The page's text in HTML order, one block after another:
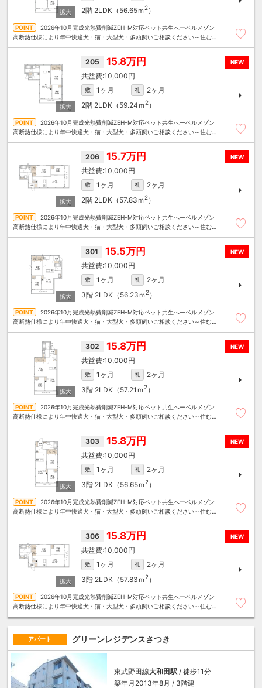
2階 2LDK（56.65ｍ 2）
2026年10月完成光熱費削減ZEH-M対応ペット共生へーベルメゾン
高断熱仕様により年中快適犬・猫・大型犬・多頭飼いご相談ください～住むこ
NEW
205 15.8万円
10,000円
敷 1ヶ月 礼
2ヶ月
2階 2LDK（59.24ｍ 2）
2026年10月完成光熱費削減ZEH-M対応ペット共生へーベルメゾン
高断熱仕様により年中快適犬・猫・大型犬・多頭飼いご相談ください～住むこ
NEW
206 15.7万円
10,000円
敷 1ヶ月 礼
2ヶ月
2階 2LDK（57.83ｍ 2）
2026年10月完成光熱費削減ZEH-M対応ペット共生へーベルメゾン
高断熱仕様により年中快適犬・猫・大型犬・多頭飼いご相談ください～住むこ
NEW
301 15.5万円
10,000円
敷 1ヶ月 礼
2ヶ月
3階 2LDK（56.23ｍ 2）
2026年10月完成光熱費削減ZEH-M対応ペット共生へーベルメゾン
高断熱仕様により年中快適犬・猫・大型犬・多頭飼いご相談ください～住むこ
NEW
302 15.8万円
10,000円
敷 1ヶ月 礼
2ヶ月
3階 2LDK（57.21ｍ 2）
2026年10月完成光熱費削減ZEH-M対応ペット共生へーベルメゾン
高断熱仕様により年中快適犬・猫・大型犬・多頭飼いご相談ください～住むこ
NEW
303 15.8万円
10,000円
敷 1ヶ月 礼
2ヶ月
3階 2LDK（56.65ｍ 2）
2026年10月完成光熱費削減ZEH-M対応ペット共生へーベルメゾン
高断熱仕様により年中快適犬・猫・大型犬・多頭飼いご相談ください～住むこ
NEW
306 15.8万円
10,000円
敷 1ヶ月 礼
2ヶ月
3階 2LDK（57.83ｍ 2）
2026年10月完成光熱費削減ZEH-M対応ペット共生へーベルメゾン
高断熱仕様により年中快適犬・猫・大型犬・多頭飼いご相談ください～住むこ
アパート グリーンレジデンスさつき
東武野田線大和田駅 / 徒歩11分
築年月2013年8月 / 3階建